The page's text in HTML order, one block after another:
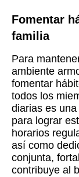
Fomentar
familia
Para
ambiente
fomentar
todos los
diarias es
para lograr
horarios
así como
conjunta,
contribuye al